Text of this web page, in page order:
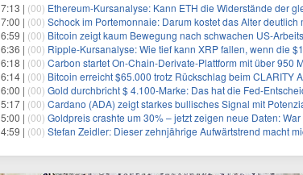
| (00) Ethereum-Kursanalyse: Kann ETH die Widerstände der
| (00) Schock im Portemonnaie: Darum kostet das Alter deutlich
| (00) Bitcoin zeigt kaum Bewegung nach schwachen US-Arbeitsmarktdaten,
| (00) Ripple-Kursanalyse: Wie tief kann XRP fallen, wenn die $1-
| (00) Carbon startet On-Chain-Derivate-Plattform mit über 950
| (00) Bitcoin erreicht $65.000 trotz Rückschlag beim CLARITY Act
| (00) Gold durchbricht $ 4.100-Marke: Das hat die Fed-
| (00) Cardano (ADA) zeigt starkes bullisches Signal mit
| (00) Goldpreis crashte um 30% – jetzt zeigen neue Daten:
| (00) Stefan Zeidler: Dieser zehnjährige Aufwärtstrend macht